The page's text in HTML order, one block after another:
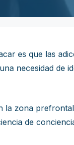
es que las
necesidad de
la zona
de